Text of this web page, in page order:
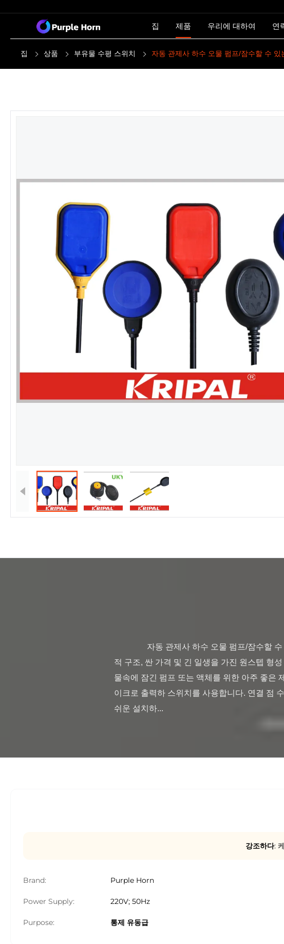
집 제품 우리에 대하여 연
집 상품 부유물 수평 스위치 자동 관제사 하수 오물 펌프/잠수할 수
적 구조, 싼 가격 및 긴 일생을 가진 원스텝 형
물속에 잠긴 펌프 또는 액체를 위한 아주 좋은
이크로 출력하 스위치를 사용합니다. 연결 점
쉬운 설치하...
강조하다:
Brand: Purple Horn
Power Supply: 220V; 50Hz
Purpose: 통제 유동급